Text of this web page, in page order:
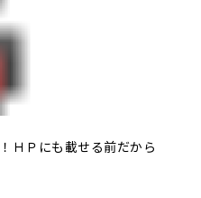
ＨＰにも載せる前だから